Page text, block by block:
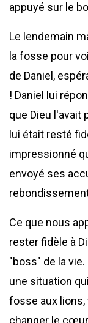
appuyé sur le
Le lendemain
la fosse pour
de Daniel,
! Daniel lui
que Dieu l'avait
lui était resté
impressionné
envoyé ses
Ce que nous
rester fidèle à
"boss" de la
une situation
fosse aux